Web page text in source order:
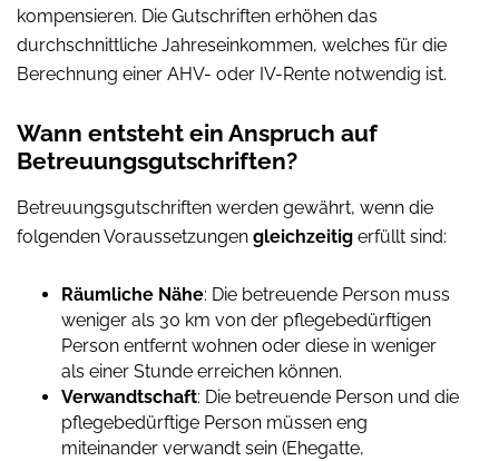
kompensieren. Die Gutschriften erhöhen das
durchschnittliche Jahreseinkommen, welches für die
Berechnung einer AHV- oder IV-Rente notwendig ist.
Wann entsteht ein Anspruch auf
Betreuungsgutschriften?
Betreuungsgutschriften werden gewährt, wenn die
folgenden Voraussetzungen gleichzeitig erfüllt sind:
Räumliche Nähe: Die betreuende Person muss
weniger als 30 km von der pflegebedürftigen
Person entfernt wohnen oder diese in weniger
als einer Stunde erreichen können.
Verwandtschaft: Die betreuende Person und die
pflegebedürftige Person müssen eng
miteinander verwandt sein (Ehegatte,